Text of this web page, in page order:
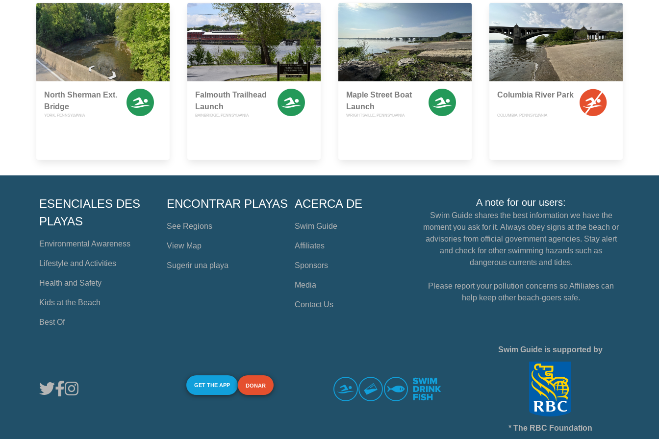
North Sherman Ext.
Bridge
YORK, PENNSYLVANIA
Falmouth Trailhead
Launch
BAINBRIDGE, PENNSYLVANIA
Maple Street Boat
Launch
WRIGHTSVILLE, PENNSYLVANIA
Columbia River Park
COLUMBIA, PENNSYLVANIA
ESENCIALES DES
PLAYAS
Environmental Awareness
Lifestyle and Activities
Health and Safety
Kids at the Beach
Best Of
ENCONTRAR PLAYAS
See Regions
View Map
Sugerir una playa
ACERCA DE
Swim Guide
Affiliates
Sponsors
Media
Contact Us
A note for our users:
Swim Guide shares the best information we have the
moment you ask for it. Always obey signs at the beach or
advisories from official government agencies. Stay alert
and check for other swimming hazards such as
dangerous currents and tides.
Please report your pollution concerns so Affiliates can
help keep other beach-goers safe.
GET THE APP DONAR
Swim Guide is supported by
* The RBC Foundation